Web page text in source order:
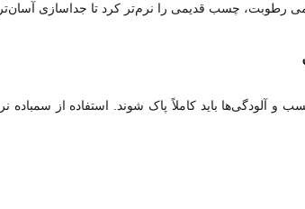
رطوبت، چسب قدیمی را نرم‌تر کرد تا جداسازی آسان‌تر
و آلودگی‌ها باید کاملاً پاک شوند. استفاده از